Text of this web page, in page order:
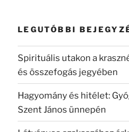
LEGUTÓBBI
Spirituális utakon a
és összefogás jegyében
Hagyomány és hitélet:
Szent János ünnepén